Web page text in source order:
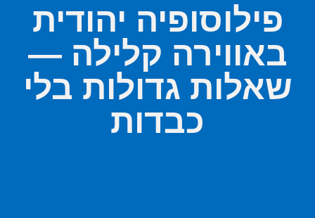
פילוסופיה יהודית
באווירה קלילה —
שאלות גדולות בלי
כבדות